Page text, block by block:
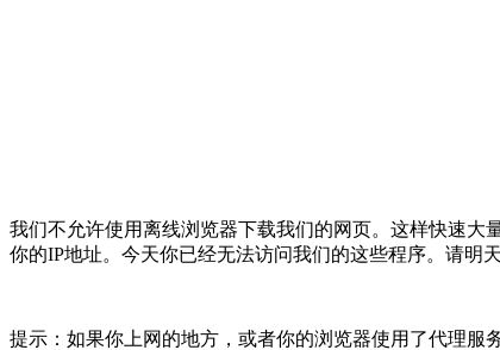
我们不允许使用离线浏览器下载我们的网页。这样快速大
你的IP地址。今天你已经无法访问我们的这些程序。请明天
提示：如果你上网的地方，或者你的浏览器使用了代理服